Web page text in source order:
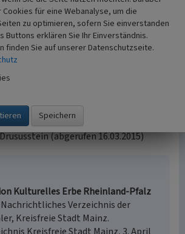
in seiner Art einzigartig und zählt
am Kästrich zu den römischen
situerhalten sind.
: Der Drususstein (abgerufen
(abgerufen 16.03.2015)
Kulturelles Erbe Rheinland-Pfalz
Nachrichtliches Verzeichnis der
Kreisfreie Stadt Mainz.
für eine Webanalyse, um die
zu optimieren, sofern Sie einverstanden
Buttons erklären Sie Ihr Einverständnis.
finden Sie auf unserer Datenschutzseite.